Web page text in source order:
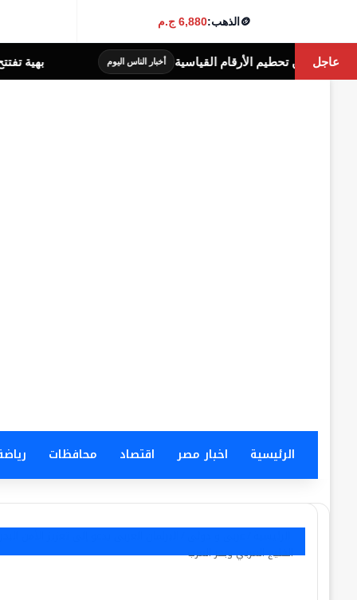
🪙الذهب:6,880 ج.م
عاجل
الأرقام القياسية أخبار الناس اليوم بهية تفتتح وحدة للكشف
الرئيسية اخبار مصر اقتصاد محافظات
الخليج العربي وبحر العرب